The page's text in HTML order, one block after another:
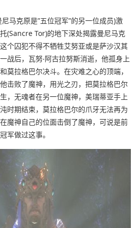
马克原是”五位冠军”的另一位成员)激
(Sancre Tor)的地下深处揭露曼尼马克
个囚犯不得不牺牲艾努亚或是萨沙汉其
战后，瓦努‧阿古拉努斯消逝，他孤身上
莫拉格巴尔决斗。在灾难之心的顶端，
击败了魔神，用光之刃，把莫拉格巴尔
，无魂者在另一位魔神，美瑞蒂亚手上
时期结束，莫拉格巴尔的爪牙无法再为
魔神自己的位面击倒了魔神，可说是前
军做过这事。